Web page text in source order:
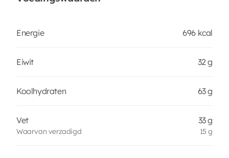
Energie 696 kcal
Eiwit 32 g
Koolhydraten 63 g
Vet 33 g
Waarvan verzadigd 15 g